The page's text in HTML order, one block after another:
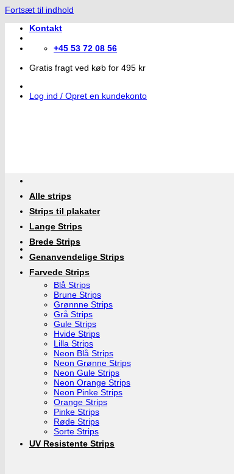
Fortsæt til indhold
Kontakt
+45 53 72 08 56
Gratis fragt ved køb for 495 kr
Log ind / Opret en kundekonto
Alle strips
Strips til plakater
Lange Strips
Brede Strips
Genanvendelige Strips
Farvede Strips
Blå Strips
Brune Strips
Grønnne Strips
Grå Strips
Gule Strips
Hvide Strips
Lilla Strips
Neon Blå Strips
Neon Grønne Strips
Neon Gule Strips
Neon Orange Strips
Neon Pinke Strips
Orange Strips
Pinke Strips
Røde Strips
Sorte Strips
UV Resistente Strips